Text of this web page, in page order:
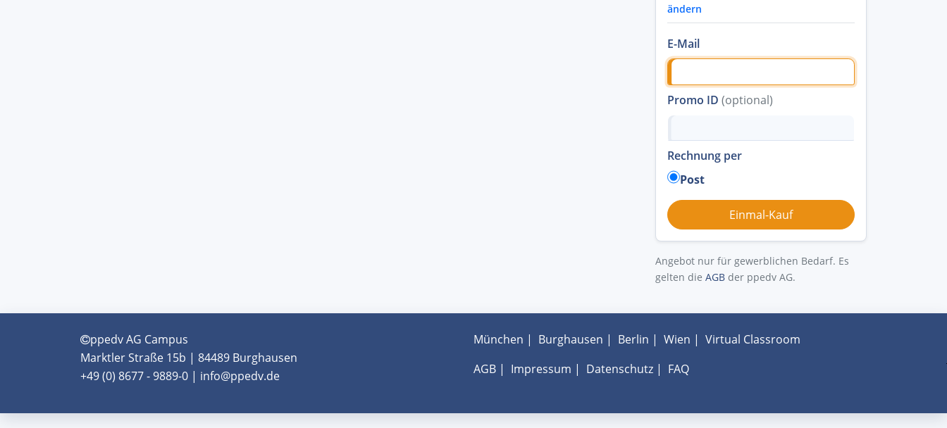
ändern
E-Mail
Promo ID (optional)
Rechnung per
Post
Angebot nur für gewerblichen Bedarf. Es
gelten die AGB der ppedv AG.
ppedv AG Campus
Marktler Straße 15b | 84489 Burghausen
+49 (0) 8677 - 9889-0 | info@ppedv.de
München | Burghausen | Berlin | Wien | Virtual Classroom
AGB| Impressum | Datenschutz| FAQ